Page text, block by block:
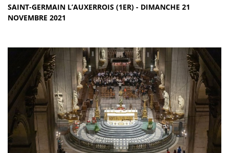
SAINT-GERMAIN L’AUXERROIS (1ER) - DIMANCHE 21
NOVEMBRE 2021